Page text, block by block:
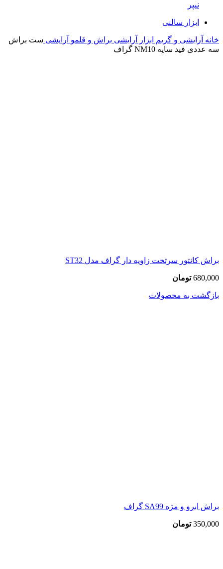
نیپر
ابزار سالنی
خانه آرایشی و گریم ابزار آرایشی براش و قلمو آرایشی ست براش
سه عددی فید سایه NM10 گراف
براش کانتور سرتخت زاویه دار گراف مدل ST32
680,000 تومان
بازگشت به محصولات
براش ابرو و مژه SA99 گراف
350,000 تومان